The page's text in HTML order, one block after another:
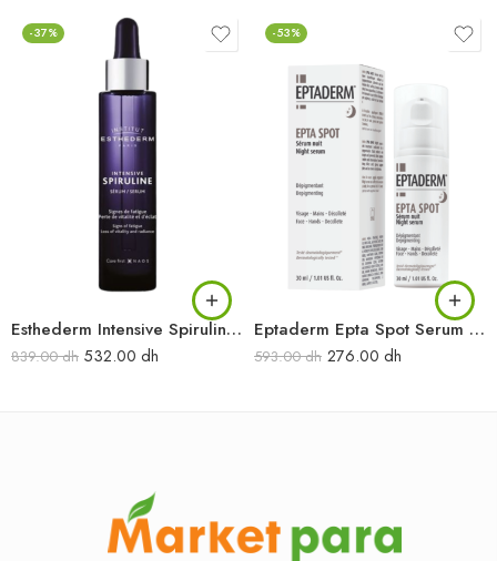
-37%
Esthederm Intensive Spiruline Serum 30ML
839.00dh 532.00 dh
-53%
Eptaderm Epta Spot Serum 30ML
593.00dh 276.00 dh